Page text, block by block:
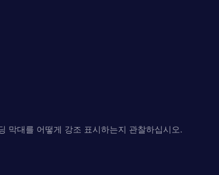
막대를 어떻게 강조 표시하는지 관찰하십시오.